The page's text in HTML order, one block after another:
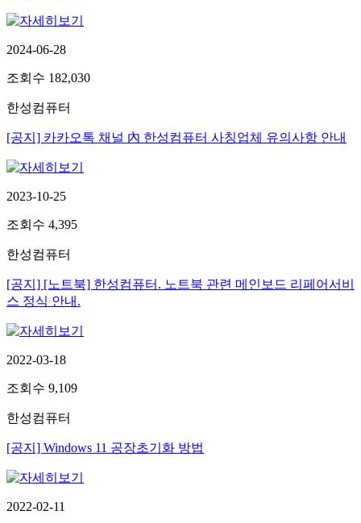
2024-06-28
조회수 182,030
한성컴퓨터
[공지] 카카오톡 채널 內 한성컴퓨터 사칭업체 유의사항 안내
2023-10-25
조회수 4,395
한성컴퓨터
[공지] [노트북] 한성컴퓨터. 노트북 관련 메인보드 리페어서비
스 정식 안내.
2022-03-18
조회수 9,109
한성컴퓨터
[공지] Windows 11 공장초기화 방법
2022-02-11